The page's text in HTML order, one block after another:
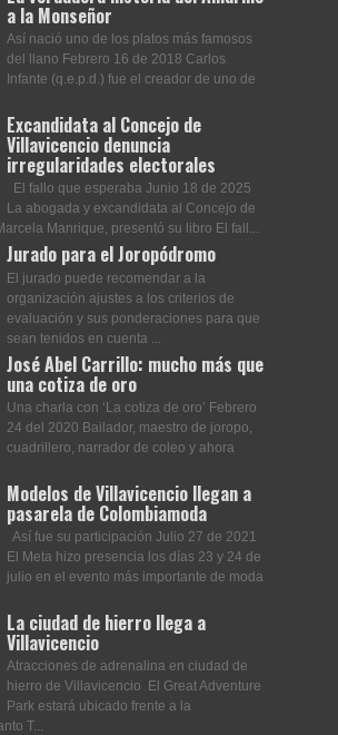
a la Monseñor
Así nació uno de los platos más famosos
del llano Febrero 16 de 2018 Carlos
Infante (q.e.p.d.) fue el creador de uno de
Excandidata al Concejo de
Villavicencio denuncia
irregularidades electorales
El fallo que esperaba Junio 18 de 2025
La abogada y excandidata al Concejo de
Manrique, presentó su libro El fall...
Jurado para el Joropódromo
El jurado puede recomendar a la
organización ajustes a los criterios de
evaluación y sus ponderaciones para que
sean tenidos en cuenta ...
José Abel Carrillo: mucho más que
una cotiza de oro
Una charla con ‘La cotiza de oro’ Febrero
24 del 2020 Bailador, maestro de joropo,
cuadrillero, narrador de coleo y ahora
Modelos de Villavicencio llegan a
pasarela de Colombiamoda
Así fue su participación Julio 27 de 2021
El Meta hizo presencia los días 23 y 24 de
julio en el evento más importante de moda
La ciudad de hierro llega a
Villavicencio
Atracciones de adrenalina en ciudad de
hierro de Villavicencio El Great Adventure
Park estará ubicado frente a la
T...